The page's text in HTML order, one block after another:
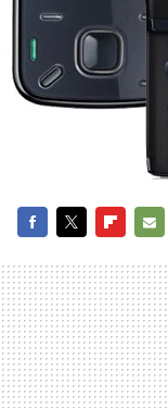
MAIL